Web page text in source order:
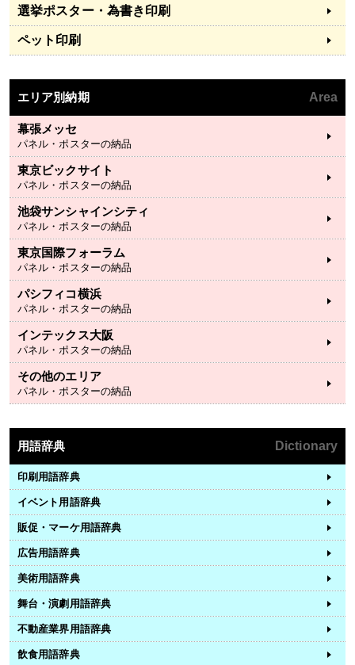
選挙ポスター・為書き印刷
ペット印刷
エリア別納期 Area
幕張メッセ
パネル・ポスターの納品
東京ビックサイト
パネル・ポスターの納品
池袋サンシャインシティ
パネル・ポスターの納品
東京国際フォーラム
パネル・ポスターの納品
パシフィコ横浜
パネル・ポスターの納品
インテックス大阪
パネル・ポスターの納品
その他のエリア
パネル・ポスターの納品
用語辞典 Dictionary
印刷用語辞典
イベント用語辞典
販促・マーケ用語辞典
広告用語辞典
美術用語辞典
舞台・演劇用語辞典
不動産業界用語辞典
飲食用語辞典